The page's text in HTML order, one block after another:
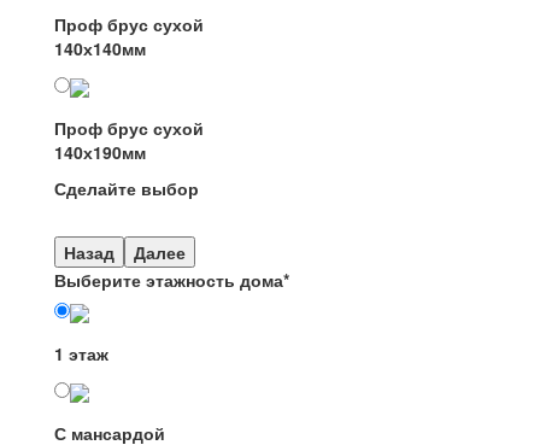
Проф брус сухой
140х140мм
Проф брус сухой
140х190мм
Сделайте выбор
Назад
Далее
Выберите этажность дома*
1 этаж
С мансардой